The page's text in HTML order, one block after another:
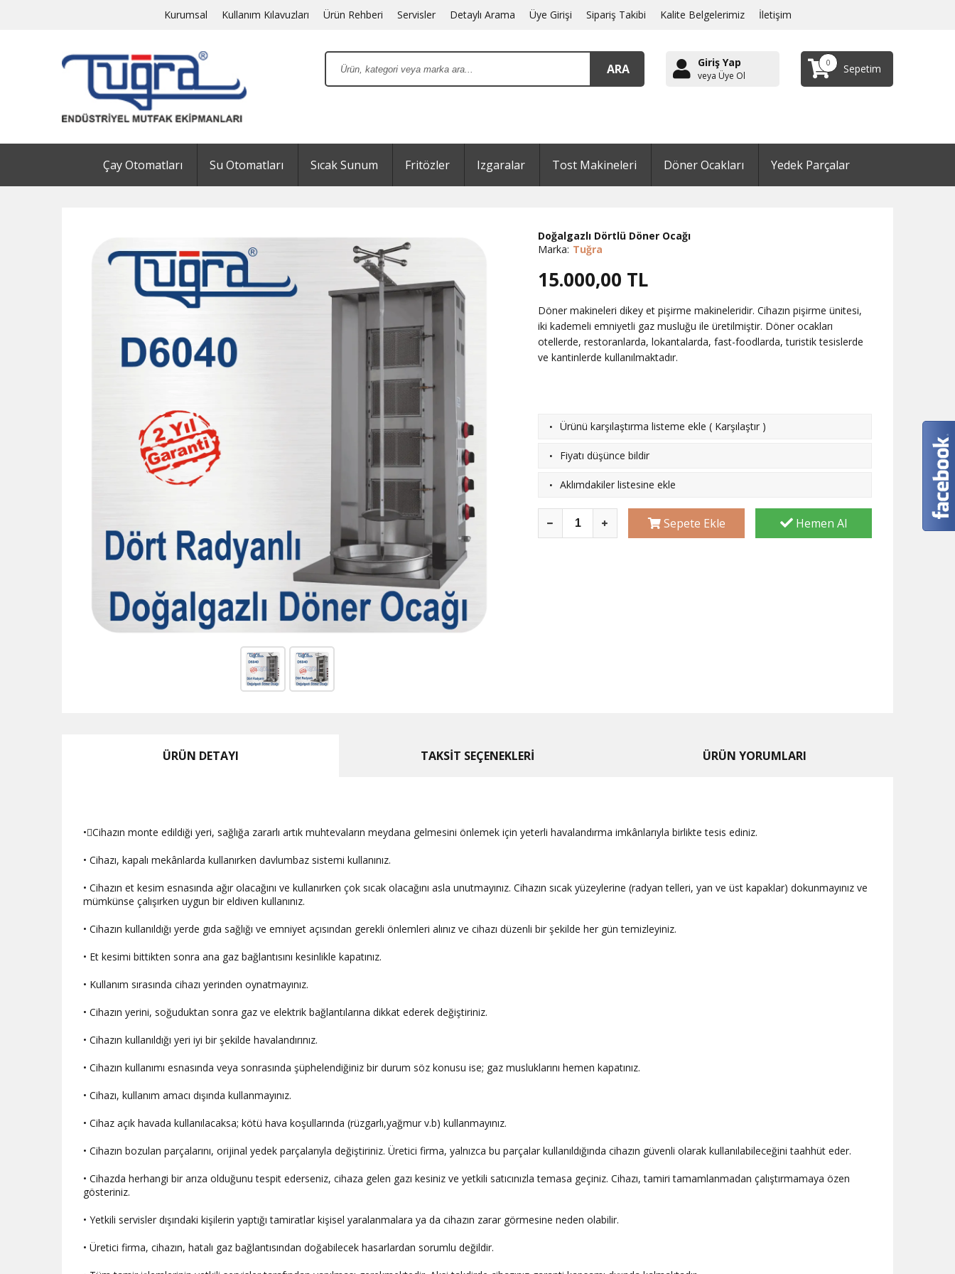
Kurumsal Kullanım Kılavuzları Ürün Rehberi Servisler Detaylı Arama Üye Girişi Sipariş Takibi Kalite Belgelerimiz İletişim
Giriş Yap
veya Üye Ol
0 Sepetim
Çay Otomatları Su Otomatları Sıcak Sunum Fritözler Izgaralar Tost Makineleri Döner Ocakları Yedek Parçalar
Doğalgazlı Dörtlü Döner Ocağı
Marka: Tuğra
15.000,00 TL
Döner makineleri dikey et pişirme makineleridir. Cihazın pişirme ünitesi,
iki kademeli emniyetli gaz musluğu ile üretilmiştir. Döner ocakları
otellerde, restoranlarda, lokantalarda, fast-foodlarda, turistik tesislerde
ve kantinlerde kullanılmaktadır.
· Ürünü karşılaştırma listeme ekle ( Karşılaştır )
· Fiyatı düşünce bildir
· Aklımdakiler listesine ekle
Sepete Ekle Hemen Al
ÜRÜN DETAYI TAKSİT SEÇENEKLERİ ÜRÜN YORUMLARI
•Cihazın monte edildiği yeri, sağlığa zararlı artık muhtevaların meydana gelmesini önlemek için yeterli havalandırma imkânlarıyla birlikte tesis ediniz.
• Cihazı, kapalı mekânlarda kullanırken davlumbaz sistemi kullanınız.
• Cihazın et kesim esnasında ağır olacağını ve kullanırken çok sıcak olacağını asla unutmayınız. Cihazın sıcak yüzeylerine (radyan telleri, yan ve üst kapaklar) dokunmayınız ve
mümkünse çalışırken uygun bir eldiven kullanınız.
• Cihazın kullanıldığı yerde gıda sağlığı ve emniyet açısından gerekli önlemleri alınız ve cihazı düzenli bir şekilde her gün temizleyiniz.
• Et kesimi bittikten sonra ana gaz bağlantısını kesinlikle kapatınız.
• Kullanım sırasında cihazı yerinden oynatmayınız.
• Cihazın yerini, soğuduktan sonra gaz ve elektrik bağlantılarına dikkat ederek değiştiriniz.
• Cihazın kullanıldığı yeri iyi bir şekilde havalandırınız.
• Cihazın kullanımı esnasında veya sonrasında şüphelendiğiniz bir durum söz konusu ise; gaz musluklarını hemen kapatınız.
• Cihazı, kullanım amacı dışında kullanmayınız.
• Cihaz açık havada kullanılacaksa; kötü hava koşullarında (rüzgarlı,yağmur v.b) kullanmayınız.
• Cihazın bozulan parçalarını, orijinal yedek parçalarıyla değiştiriniz. Üretici firma, yalnızca bu parçalar kullanıldığında cihazın güvenli olarak kullanılabileceğini taahhüt eder.
• Cihazda herhangi bir arıza olduğunu tespit ederseniz, cihaza gelen gazı kesiniz ve yetkili satıcınızla temasa geçiniz. Cihazı, tamiri tamamlanmadan çalıştırmamaya özen
gösteriniz.
• Yetkili servisler dışındaki kişilerin yaptığı tamiratlar kişisel yaralanmalara ya da cihazın zarar görmesine neden olabilir.
• Üretici firma, cihazın, hatalı gaz bağlantısından doğabilecek hasarlardan sorumlu değildir.